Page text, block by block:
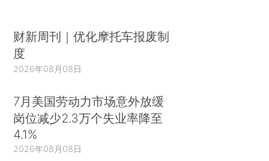
财新周刊｜优化摩托车报废制
度
2026年08月08日
7月美国劳动力市场意外放缓
岗位减少2.3万个失业率降至
4.1%
2026年08月08日